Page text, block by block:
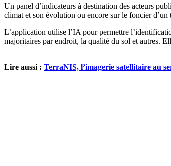
Un panel d’indicateurs à destination des acteurs
climat et son évolution ou encore sur le foncier
L’application utilise l’IA pour permettre
majoritaires par endroit, la qualité du sol et autres.
Lire aussi : TerraNIS, l’imagerie satellitaire au